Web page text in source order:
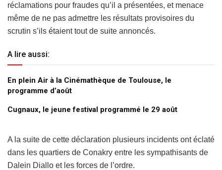
réclamations pour fraudes qu’il a présentées, et menace
même de ne pas admettre les résultats provisoires du
scrutin s’ils étaient tout de suite annoncés.
A lire aussi:
En plein Air à la Cinémathèque de Toulouse, le
programme d’août
Cugnaux, le jeune festival programmé le 29 août
A la suite de cette déclaration plusieurs incidents ont éclaté
dans les quartiers de Conakry entre les sympathisants de
Dalein Diallo et les forces de l’ordre.